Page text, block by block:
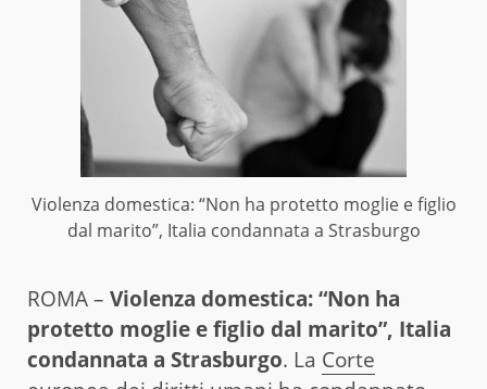
Violenza domestica: “Non ha protetto moglie e figlio
dal marito”, Italia condannata a Strasburgo
ROMA – Violenza domestica: “Non ha
protetto moglie e figlio dal marito”, Italia
condannata a Strasburgo. La Corte